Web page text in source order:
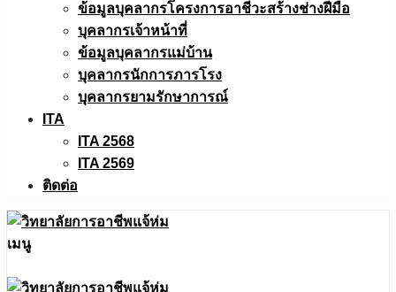
ข้อมูลบุคลากรโครงการอาชีวะสร้างช่างฝีมือ
บุคลากรเจ้าหน้าที่
ข้อมูลบุคลากรแม่บ้าน
บุคลากรนักการภารโรง
บุคลากรยามรักษาการณ์
ITA
ITA 2568
ITA 2569
ติดต่อ
เมนู